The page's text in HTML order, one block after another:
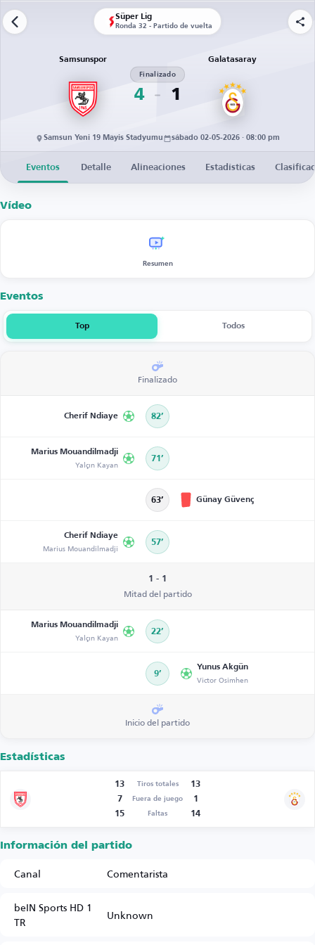
Süper Lig
Ronda 32 - Partido de vuelta
Samsunspor
4
Finalizado
1
Galatasaray
Samsun Yeni 19 Mayis Stadyumu sábado 02-05-2026 · 08:00 pm
Eventos Detalle Alineaciones Estadísticas
Vídeo
Resumen
Eventos
Top Todos
Finalizado
Cherif Ndiaye 82’
Marius Mouandilmadji
Yalçın Kayan 71’
63’ Günay Güvenç
Cherif Ndiaye
Marius Mouandilmadji 57’
1 - 1
Mitad del partido
Marius Mouandilmadji
Yalçın Kayan 22’
9’
Yunus Akgün
Victor Osimhen
Inicio del partido
Estadísticas
13 Tiros totales
13
7
Fuera de juego
1
15
Faltas 14
Información del partido
Canal
Comentarista
beIN Sports HD 1
TR Unknown